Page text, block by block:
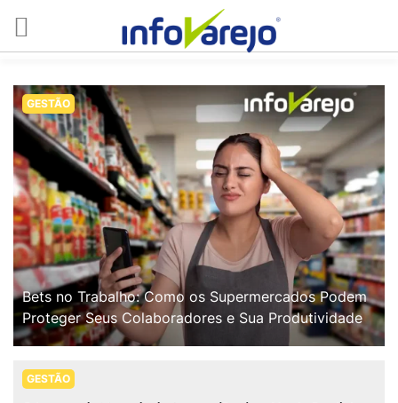
GESTÃO
Bets no Trabalho: Como os Supermercados Podem
Proteger Seus Colaboradores e Sua Produtividade
GESTÃO